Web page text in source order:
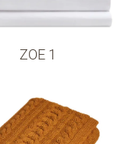
ZOE 1